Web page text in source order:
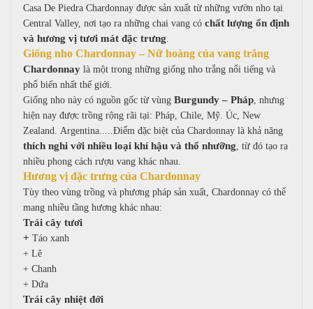
Casa De Piedra Chardonnay được sản xuất từ những vườn nho tại
Central Valley, nơi tạo ra những chai vang cóchất lượng ổn định
và hương vị tươi mát đặc trưng
Giống nho Chardonnay – Nữ hoàng của vang trắng
Chardonnay là một trong những giống nho trắng nổi tiếng và
phổ biến nhất thế giới.
Giống nho này có nguồn gốc từ vùngBurgundy – Pháp , nhưng
hiện nay được trồng rộng rãi tại:Pháp,Chile,Mỹ.Úc,New
Zealand. Argentina.....Điểm đặc biệt của Chardonnay là khả năng
thích nghi với nhiều loại khí hậu và thổ nhưỡng , từ đó tạo ra
nhiều phong cách rượu vang khác nhau.
Hương vị đặc trưng của Chardonnay
Tùy theo vùng trồng và phương pháp sản xuất, Chardonnay có thể
mang nhiều tầng hương khác nhau:
Trái cây tươi
+Táo xanh
+Lê
+Chanh
+Dứa
Trái cây nhiệt đới